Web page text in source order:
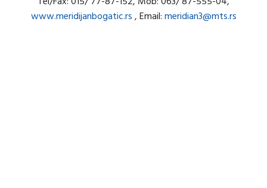
www.meridijanbogatic.rs, Email:meridian3@mts.rs